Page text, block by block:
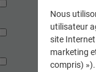
Nous
utilisateur
site
marketing
compris)